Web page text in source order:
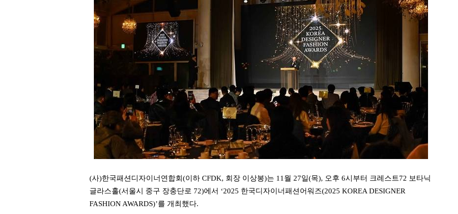
(사)한국패션디자이너연합회(이하 CFDK, 회장 이상봉)는 11월 27일(목), 오후 6시부터 크레스트72 보타닉
글라스홀(서울시 중구 장충단로 72)에서 ‘2025 한국디자이너패션어워즈(2025 KOREA DESIGNER
FASHION AWARDS)’를 개최했다.